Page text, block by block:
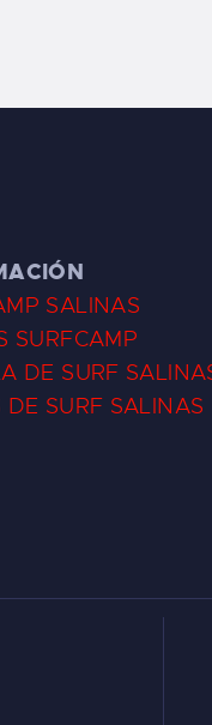
SALINAS
SURFCAMP
DE SURF
DE SURF SALINAS